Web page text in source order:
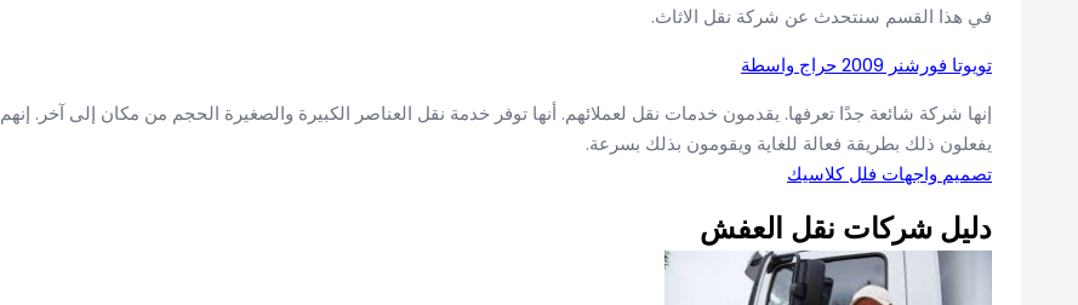
في هذا القسم سنتحدث عن شركة نقل الاثاث.
تويوتا فورشنر 2009 حراج واسطة
إنها شركة شائعة جدًا تعرفها. يقدمون خدمات نقل لعملائهم. أنها توفر خدمة نقل العناصر الكبيرة والصغيرة الحجم من مكان إلى آخر. إنهم
يفعلون ذلك بطريقة فعالة للغاية ويقومون بذلك بسرعة.
تصميم واجهات فلل كلاسيك
دليل شركات نقل العفش